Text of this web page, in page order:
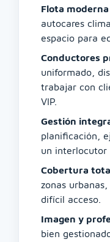
Flota
autocares
espacio para
Conductores
uniformado,
trabajar con
VIP.
Gestión
planificación,
un interlocutor
Cobertura
zonas
difícil acceso.
Imagen y
bien